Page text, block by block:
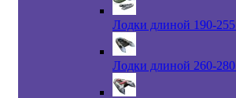
Лодки длиной 190-
Лодки длиной 260-